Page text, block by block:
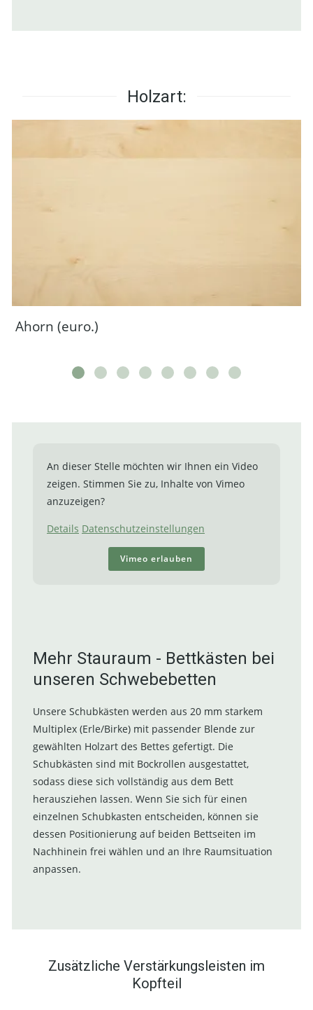
Holzart:
Ahorn (euro.)
An dieser Stelle möchten wir Ihnen ein Video
zeigen. Stimmen Sie zu, Inhalte von Vimeo
anzuzeigen?
Details Datenschutzeinstellungen
Vimeo erlauben
Mehr Stauraum - Bettkästen bei
unseren Schwebebetten
Unsere Schubkästen werden aus 20 mm starkem
Multiplex (Erle/Birke) mit passender Blende zur
gewählten Holzart des Bettes gefertigt. Die
Schubkästen sind mit Bockrollen ausgestattet,
sodass diese sich vollständig aus dem Bett
herausziehen lassen. Wenn Sie sich für einen
einzelnen Schubkasten entscheiden, können sie
dessen Positionierung auf beiden Bettseiten im
Nachhinein frei wählen und an Ihre Raumsituation
anpassen.
Zusätzliche Verstärkungsleisten im
Kopfteil